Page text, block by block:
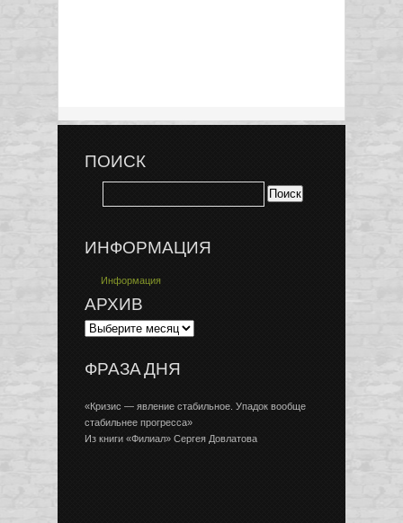
ПОИСК
ИНФОРМАЦИЯ
Информация
АРХИВ
ФРАЗА ДНЯ
«Кризис — явление стабильное. Упадок вообще
стабильнее прогресса»
Из книги «Филиал» Сергея Довлатова